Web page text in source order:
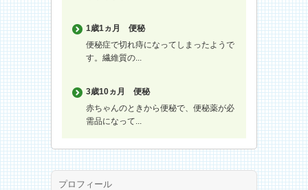
1歳1ヵ月
便秘
便秘症で切れ痔になってしまったようで
す。繊維質の...
3歳10ヵ月
便秘
赤ちゃんのときから便秘で、便秘薬が必
需品になって...
プロフィール